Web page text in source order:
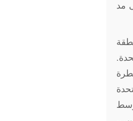
مد